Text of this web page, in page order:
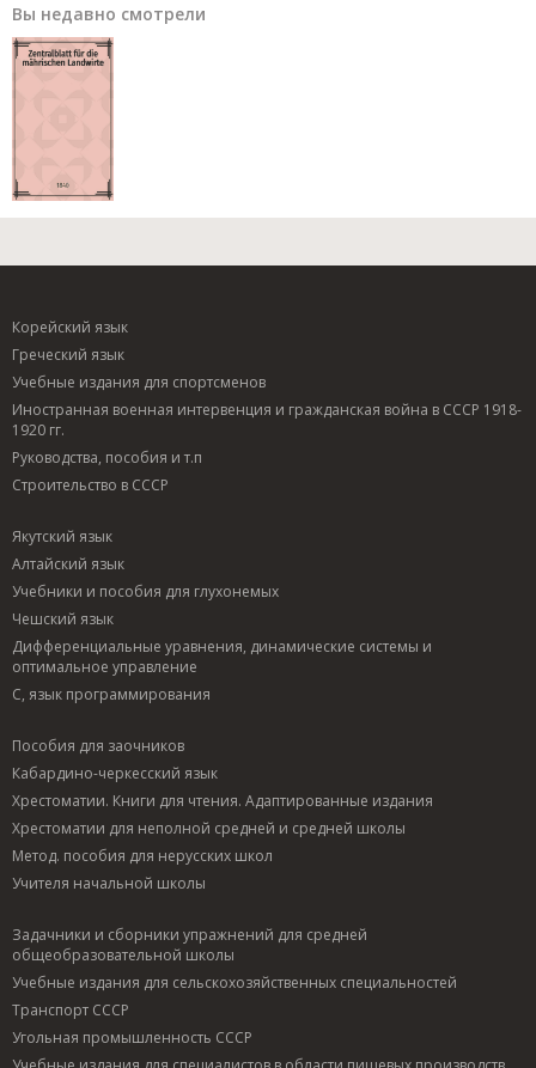
Вы недавно смотрели
Корейский язык
Греческий язык
Учебные издания для спортсменов
Иностранная военная интервенция и гражданская война в СССР 1918-
1920 гг.
Руководства, пособия и т.п
Строительство в СССР
Якутский язык
Алтайский язык
Учебники и пособия для глухонемых
Чешский язык
Дифференциальные уравнения, динамические системы и
оптимальное управление
C, язык программирования
Пособия для заочников
Кабардино-черкесский язык
Хрестоматии. Книги для чтения. Адаптированные издания
Хрестоматии для неполной средней и средней школы
Метод. пособия для нерусских школ
Учителя начальной школы
Задачники и сборники упражнений для средней
общеобразовательной школы
Учебные издания для сельскохозяйственных специальностей
Транспорт СССР
Угольная промышленность СССР